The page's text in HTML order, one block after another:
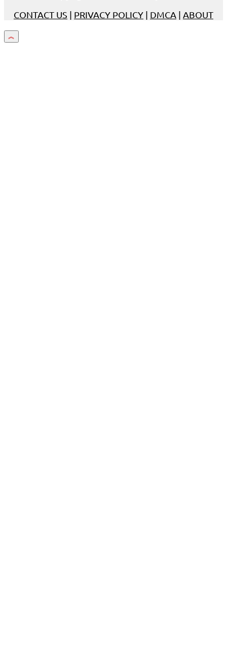
CONTACT US | PRIVACY POLICY | DMCA | ABOUT